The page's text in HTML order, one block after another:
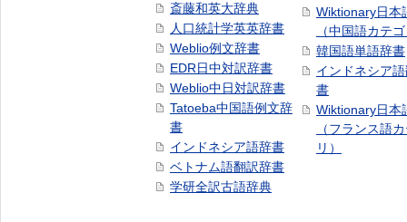
斎藤和英大辞典
人口統計学英英辞書
Weblio例文辞書
EDR日中対訳辞書
Weblio中日対訳辞書
Tatoeba中国語例文辞
書
インドネシア語辞書
ベトナム語翻訳辞書
学研全訳古語辞典
Wiktionary日本
（中国語カテ
韓国語単語辞書
インドネシア
書
Wiktionary日本
（フランス語
リ）